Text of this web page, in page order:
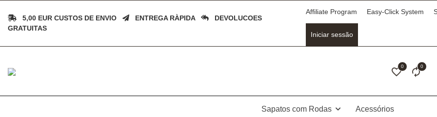
5,00 EUR CUSTOS DE ENVIO ENTREGA RÀPIDA
DEVOLUCOES
GRATUITAS
Affiliate Program Easy-Click System
Iniciar sessão
0 0
Sapatos com Rodas Acessórios